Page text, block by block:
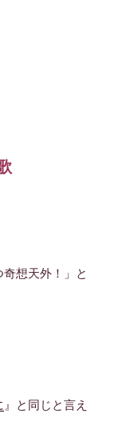
奇想天外！」と
』と同じと言え